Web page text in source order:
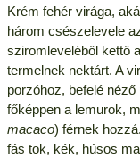
Krém fehér virága,
három csészelevele
sziromleveléből kettő
termelnek nektárt. A
porzóhoz, befelé
főképpen a lemurok,
macaco) férnek
fás tok, kék, húsos